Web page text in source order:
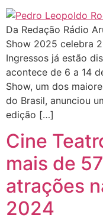
Da Redação Rádio
Show 2025 celebra
Ingressos já estão
acontece de 6 a 14
Show, um dos
do Brasil, anunciou
edição […]
Cine
mais de
atrações
2024